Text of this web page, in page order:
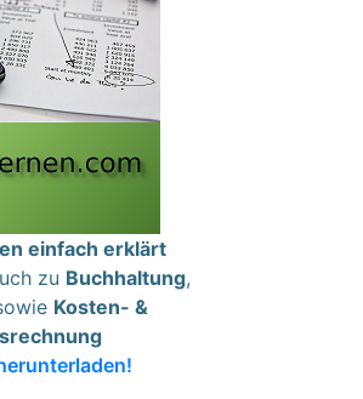
einfach erklärt
zu Buchhaltung,
Kosten- &